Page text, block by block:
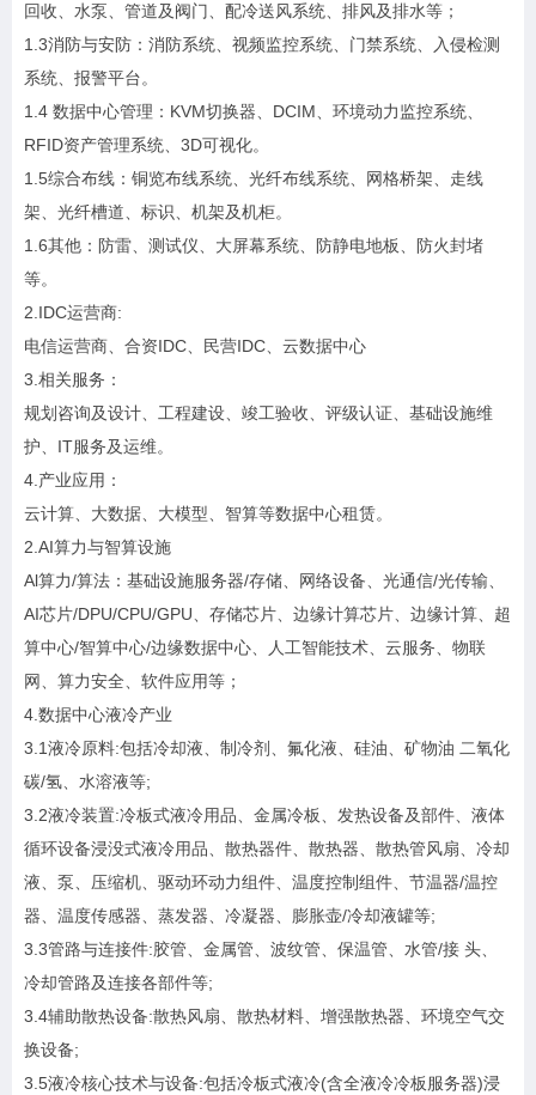
回收、水泵、管道及阀门、配冷送风系统、排风及排水等；
1.3消防与安防：消防系统、视频监控系统、门禁系统、入侵检测
系统、报警平台。
1.4 数据中心管理：KVM切换器、DCIM、环境动力监控系统、
RFID资产管理系统、3D可视化。
1.5综合布线：铜览布线系统、光纤布线系统、网格桥架、走线
架、光纤槽道、标识、机架及机柜。
1.6其他：防雷、测试仪、大屏幕系统、防静电地板、防火封堵
等。
2.IDC运营商:
电信运营商、合资IDC、民营IDC、云数据中心
3.相关服务：
规划咨询及设计、工程建设、竣工验收、评级认证、基础设施维
护、IT服务及运维。
4.产业应用：
云计算、大数据、大模型、智算等数据中心租赁。
2.AI算力与智算设施
Al算力/算法：基础设施服务器/存储、网络设备、光通信/光传输、
AI芯片/DPU/CPU/GPU、存储芯片、边缘计算芯片、边缘计算、超
算中心/智算中心/边缘数据中心、人工智能技术、云服务、物联
网、算力安全、软件应用等；
4.数据中心液冷产业
3.1液冷原料:包括冷却液、制冷剂、氟化液、硅油、矿物油 二氧化
碳/氢、水溶液等;
3.2液冷装置:冷板式液冷用品、金属冷板、发热设备及部件、液体
循环设备浸没式液冷用品、散热器件、散热器、散热管风扇、冷却
液、泵、压缩机、驱动环动力组件、温度控制组件、节温器/温控
器、温度传感器、蒸发器、冷凝器、膨胀壶/冷却液罐等;
3.3管路与连接件:胶管、金属管、波纹管、保温管、水管/接 头、
冷却管路及连接各部件等;
3.4辅助散热设备:散热风扇、散热材料、增强散热器、环境空气交
换设备;
3.5液冷核心技术与设备:包括冷板式液冷(含全液冷冷板服务器)浸